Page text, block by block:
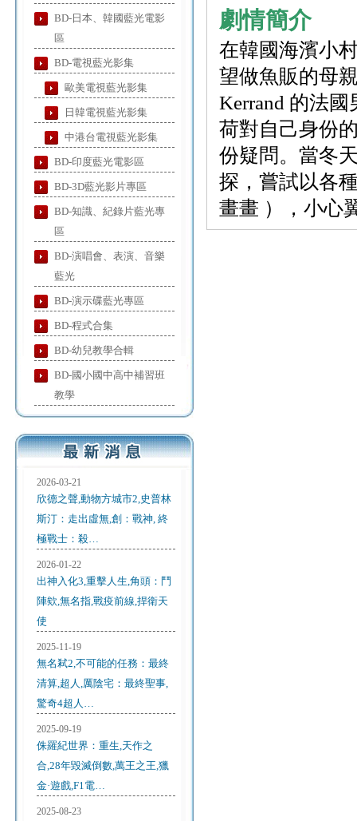
BD-日本、韓國藍光電影
區
BD-電視藍光影集
歐美電視藍光影集
日韓電視藍光影集
中港台電視藍光影集
BD-印度藍光電影區
BD-3D藍光影片專區
BD-知識、紀錄片藍光專
區
BD-演唱會、表演、音樂
藍光
BD-演示碟藍光專區
BD-程式合集
BD-幼兒教學合輯
BD-國小國中高中補習班
教學
2026-03-21
欣德之聲,動物方城市2,史普林
斯汀：走出虛無,創：戰神, 終
極戰士：殺…
2026-01-22
出神入化3,重擊人生,角頭：鬥
陣欸,無名指,戰疫前線,捍衛天
使
2025-11-19
無名弒2,不可能的任務：最終
清算,超人,厲陰宅：最終聖事,
驚奇4超人…
2025-09-19
侏羅紀世界：重生,天作之
合,28年毀滅倒數,萬王之王,獵
金·遊戲,F1電…
2025-08-23
劇情簡介
在韓國海濱小
望做魚販的母
Kerrand 的法
荷對自己身份
份疑問。當冬
探，嘗試以各
畫畫 ），小心